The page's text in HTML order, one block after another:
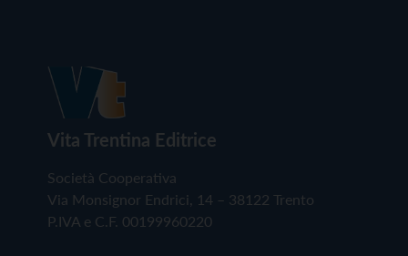
Vita Trentina Editrice
Società Cooperativa
Via Monsignor Endrici, 14 – 38122 Trento
P.IVA e C.F. 00199960220